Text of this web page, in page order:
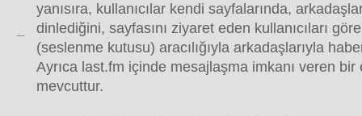
yanısıra, kullanıcılar kendi sayfalarında,
dinlediğini, sayfasını ziyaret eden kullanıcıları
(seslenme kutusu) aracılığıyla arkadaşlarıyla
Ayrıca last.fm içinde mesajlaşma imkanı veren bir
mevcuttur.